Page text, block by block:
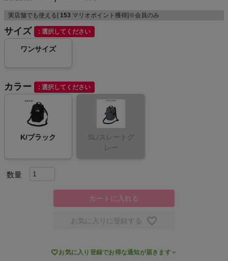
メンズカジュアルウェア
レディースカジュアルウェア
メンズスポーツウェア
レディーススポーツウェア
キャンプ・フェス
実店舗でも使える[ 153 マリオポイント獲得]※会員のみ
サイズ 選択してください
ワンサイズ
カラー 選択してください
K/ブラック
SL/スレートグ
レー
カートに入れる
お気に入りに登録する
お気に入り登録でお得な通知が届きます